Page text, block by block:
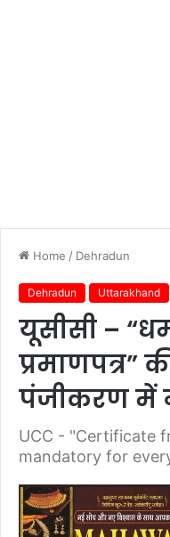
Home / Dehradun
Dehradun Uttarakhand
यूसीसी –
प्रमाणपत्र”
पंजीकरण में
UCC - "Certificate
mandatory for